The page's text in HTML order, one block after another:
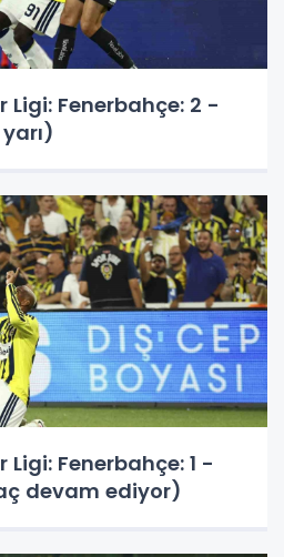
Ligi: Fenerbahçe: 2 -
Ligi: Fenerbahçe: 1 -
devam ediyor)